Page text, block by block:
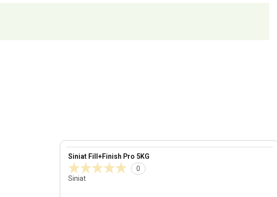
Siniat Fill+Finish Pro 5KG
0
Siniat
View product